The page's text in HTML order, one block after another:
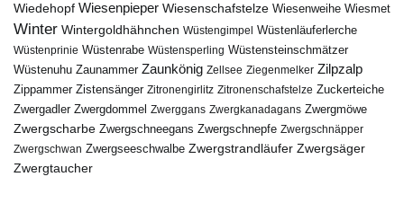
Wiedehopf Wiesenpieper Wiesenschafstelze Wiesenweihe Wiesmet
Winter Wintergoldhähnchen Wüstengimpel Wüstenläuferlerche
Wüstenprinie Wüstenrabe Wüstensperling Wüstensteinschmätzer
Wüstenuhu Zaunammer Zaunkönig Zellsee Ziegenmelker Zilpzalp
Zippammer Zistensänger Zitronengirlitz Zitronenschafstelze Zuckerteiche
Zwergadler Zwergdommel Zwerggans Zwergkanadagans Zwergmöwe
Zwergscharbe Zwergschneegans Zwergschnepfe Zwergschnäpper
Zwergschwan Zwergseeschwalbe Zwergstrandläufer Zwergsäger
Zwergtaucher